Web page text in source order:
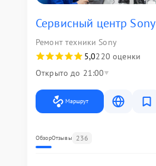
Сервисный центр Sony
Ремонт техники Sony
5,0220 оценки
Открыто до 21:00
Маршрут
ОбзорОтзывы 236